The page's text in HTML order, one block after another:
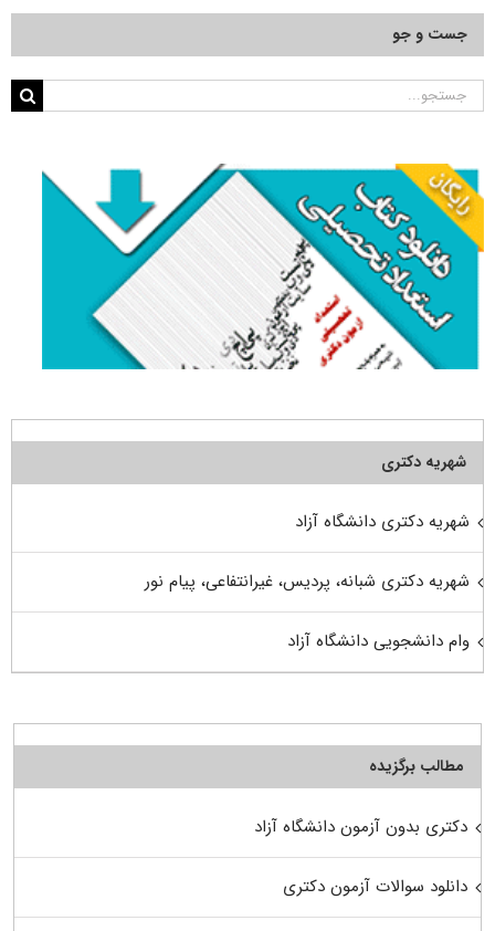
۹۱
جست و جو
جستجو
شهریه دکتری
شهریه دکتری دانشگاه آزاد
شهریه دکتری شبانه، پردیس، غیرانتفاعی، پیام نور
وام دانشجویی دانشگاه آزاد
مطالب برگزیده
دکتری بدون آزمون دانشگاه آزاد
دانلود سوالات آزمون دکتری